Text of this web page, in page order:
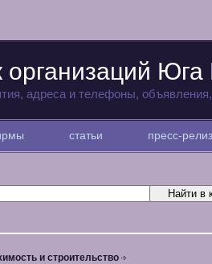
организаций Юга
адреса и телефоны,
статьи пресс-
и строительство